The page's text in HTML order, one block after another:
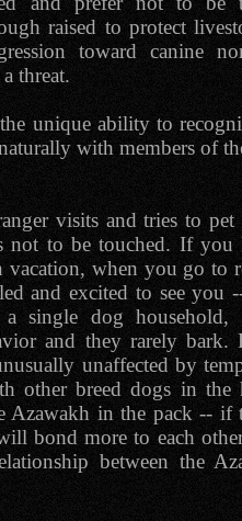
raised to protect
toward canine
threat.
unique ability to
with members of
visits and tries to
not to be touched. If you
when you go to
and excited to see
a single dog
and they rarely bark.
unaffected by
other breed dogs in the
Azawakh in the pack -- if
bond more to each
between the